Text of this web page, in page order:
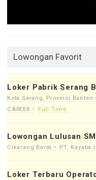
Lowongan Favorit
Loker Pabrik Serang
Kota Serang, Provinsi Banten
CAREER
Full Time
Lowongan Lulusan
Cikarang Barat PT. Kayaba
Loker Terbaru